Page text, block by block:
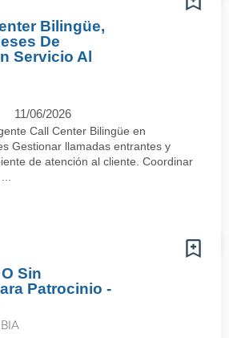
Bilingüe,
De
Servicio Al
11/06/2026
Call Center Bilingüe en
Gestionar llamadas entrantes y
de atención al cliente. Coordinar
Sin
Patrocinio -